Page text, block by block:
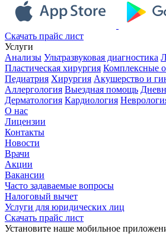
Скачать прайс лист
Услуги
Анализы Ультразвуковая диагностика
Пластическая хирургия Комплексные
Педиатрия Хирургия Акушерство и
Аллергология Выездная помощь
Дерматология Кардиология
О нас
Лицензии
Контакты
Новости
Врачи
Акции
Вакансии
Часто задаваемые вопросы
Налоговый вычет
Услуги для юридических лиц
Скачать прайс лист
Установите наше мобильное